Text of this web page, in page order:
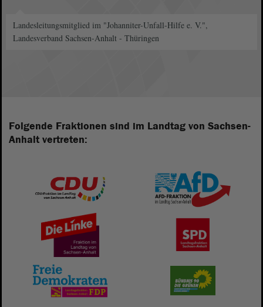
Landesleitungsmitglied im "Johanniter-Unfall-Hilfe e. V.",
Landesverband Sachsen-Anhalt - Thüringen
Folgende Fraktionen sind im Landtag von Sachsen-
Anhalt vertreten: